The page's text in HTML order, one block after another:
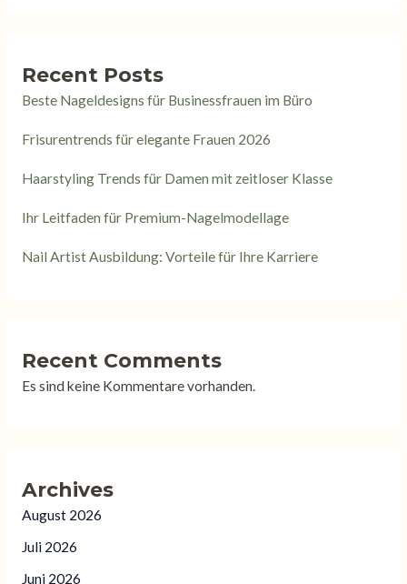
Recent Posts
Beste Nageldesigns für Businessfrauen im Büro
Frisurentrends für elegante Frauen 2026
Haarstyling Trends für Damen mit zeitloser Klasse
Ihr Leitfaden für Premium-Nagelmodellage
Nail Artist Ausbildung: Vorteile für Ihre Karriere
Recent Comments
Es sind keine Kommentare vorhanden.
Archives
August 2026
Juli 2026
Juni 2026